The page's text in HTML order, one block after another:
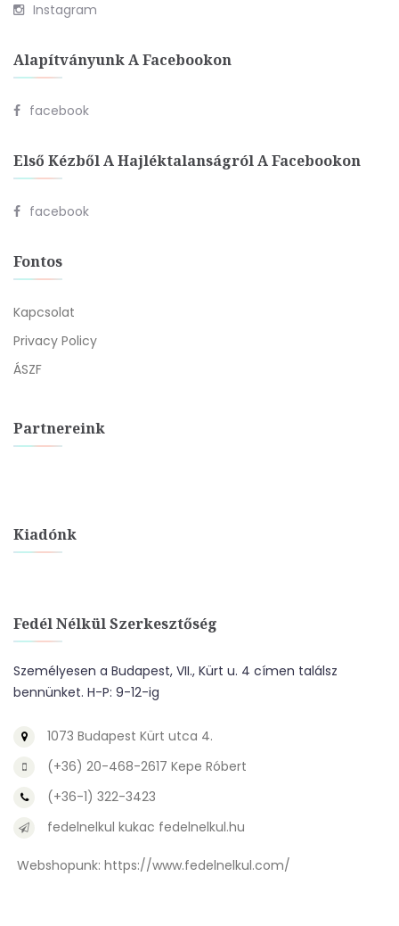
Instagram
Alapítványunk A Facebookon
facebook
Első Kézből A Hajléktalanságról A Facebookon
facebook
Fontos
Kapcsolat
Privacy Policy
ÁSZF
Partnereink
Kiadónk
Fedél Nélkül Szerkesztőség
Személyesen a Budapest, VII., Kürt u. 4 címen találsz
bennünket. H-P: 9-12-ig
1073 Budapest Kürt utca 4.
(+36) 20-468-2617 Kepe Róbert
(+36-1) 322-3423
fedelnelkul kukac fedelnelkul.hu
Webshopunk: https://www.fedelnelkul.com/